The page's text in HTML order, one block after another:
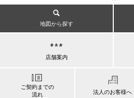
地図から探す
店舗案内
ご契約までの
流れ
法人のお客様へ